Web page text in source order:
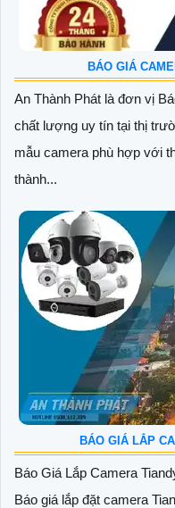
BÁO GIÁ
An Thành Phát là đơn vị
chất lượng uy tín tại thị
mẫu camera phù hợp với
thành...
BÁO GIÁ LẮP
Báo Giá Lắp Camera
Báo giá lắp đặt camera